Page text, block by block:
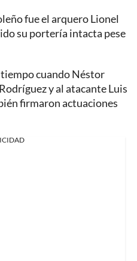
fue el arquero Lionel
su portería intacta pese
cuando Néstor
y al atacante Luis
firmaron actuaciones